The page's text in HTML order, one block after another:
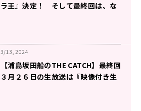
ラ王』決定！ そして最終回は、な
3/13, 2024
【浦島坂田船のTHE CATCH】最終回
３月２６日の生放送は『映像付き生